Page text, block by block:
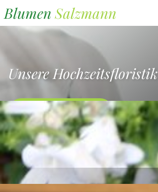
Blumen Salzmann
Unsere Hochzeitsfloristik
Zur Hochzeitsfloristik